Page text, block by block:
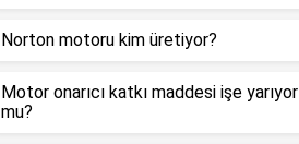
Norton motoru kim üretiyor?
Motor onarıcı katkı maddesi işe yarıyor
mu?